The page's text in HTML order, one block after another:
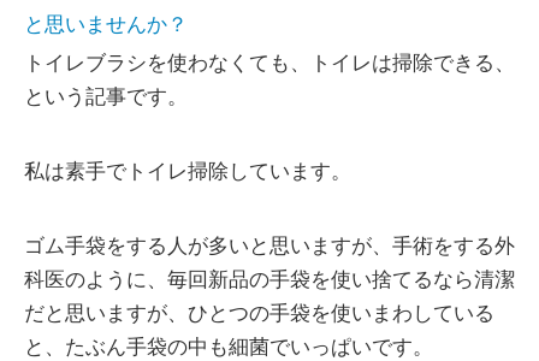
と思いませんか？
トイレブラシを使わなくても、トイレは掃除できる、
という記事です。
私は素手でトイレ掃除しています。
ゴム手袋をする人が多いと思いますが、手術をする外
科医のように、毎回新品の手袋を使い捨てるなら清潔
だと思いますが、ひとつの手袋を使いまわしている
と、たぶん手袋の中も細菌でいっぱいです。